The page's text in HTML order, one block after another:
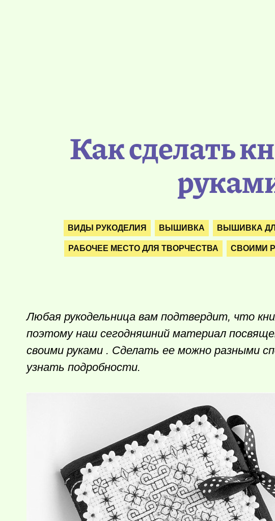
Как сделать
ВИДЫ РУКОДЕЛИЯ ВЫШИВКА ВЫШИВКА
РАБОЧЕЕ МЕСТО ДЛЯ ТВОРЧЕСТВА СВОИМИ
Любая рукодельница вам подтвердит, что
поэтому наш сегодняшний материал
своими руками . Сделать ее можно разными
узнать подробности.